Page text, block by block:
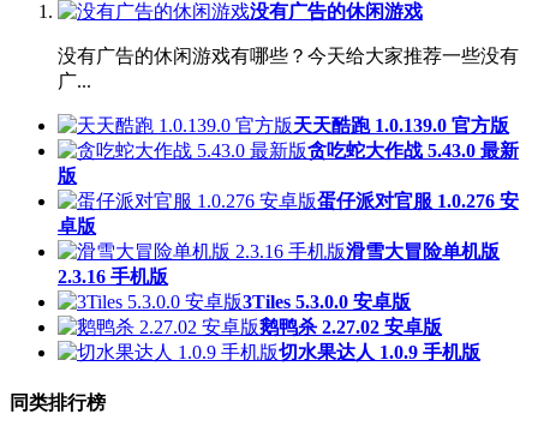
没有广告的休闲游戏
没有广告的休闲游戏有哪些？今天给大家推荐一些没有
广...
天天酷跑 1.0.139.0 官方版
贪吃蛇大作战 5.43.0 最新
版
蛋仔派对官服 1.0.276 安
卓版
滑雪大冒险单机版
2.3.16 手机版
3Tiles 5.3.0.0 安卓版
鹅鸭杀 2.27.02 安卓版
切水果达人 1.0.9 手机版
同类排行榜